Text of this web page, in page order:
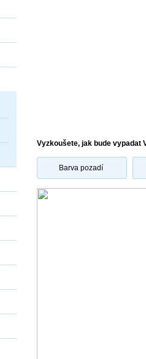
Vyzkoušete, jak bude vypadat
Barva pozadí